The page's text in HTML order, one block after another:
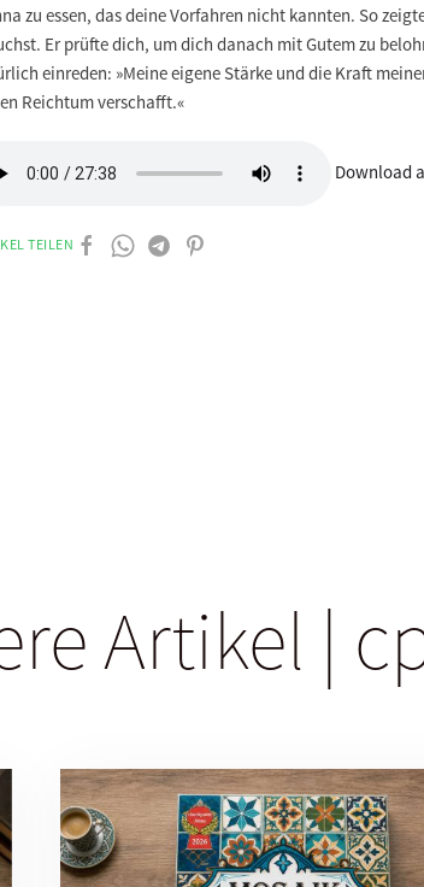
zu essen, das deine Vorfahren nicht kannten. So
Er prüfte dich, um dich danach mit Gutem zu
einreden: »Meine eigene Stärke und die Kraft
Reichtum verschafft.«
Download
TEILEN
Artikel |